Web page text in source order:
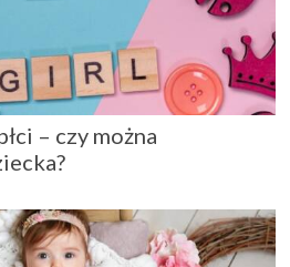
– czy można